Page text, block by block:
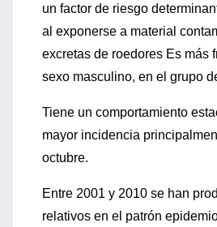
un factor de riesgo
al exponerse a material
excretas de roedores Es más
sexo masculino, en el grupo
Tiene un comportamiento
mayor incidencia
octubre.
Entre 2001 y 2010 se han
relativos en el patrón